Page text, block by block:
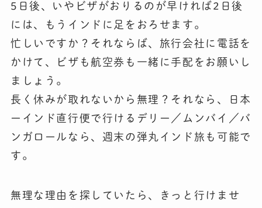
5日後、いやビザがおりるのが早ければ2日後
には、もうインドに足をおろせます。
忙しいですか？それならば、旅行会社に電話を
かけて、ビザも航空券も一緒に手配をお願いし
ましょう。
長く休みが取れないから無理？それなら、日本
ーインド直行便で行けるデリー／ムンバイ／バ
ンガロールなら、週末の弾丸インド旅も可能で
す。
無理な理由を探していたら、きっと行けませ